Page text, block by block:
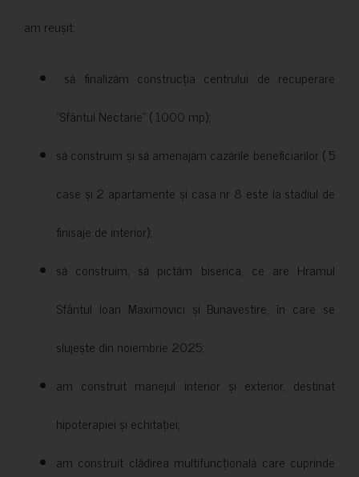
am reușit:
să finalizăm construcția centrului de recuperare
”Sfântul Nectarie” ( 1000 mp);
să construim și să amenajăm cazările beneficiarilor ( 5
case și 2 apartamente și casa nr 8 este la stadiul de
finisaje de interior);
să construim, să pictăm biserica, ce are Hramul
Sfântul Ioan Maximovici și Bunavestire, în care se
slujește din noiembrie 2025;
am construit manejul interior și exterior, destinat
hipoterapiei și echitației;
am construit clădirea multifuncțională care cuprinde